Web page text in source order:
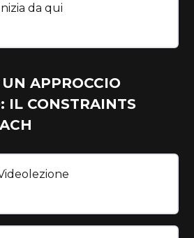
da qui
APPROCCIO
IL CONSTRAINTS